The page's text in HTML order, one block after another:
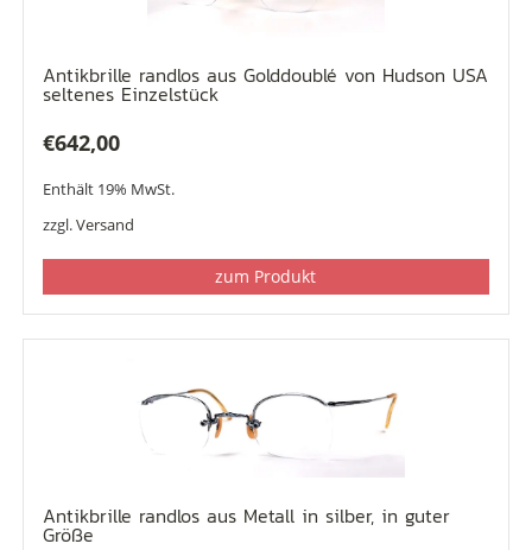
Antikbrille randlos aus Golddoublé von Hudson USA
seltenes Einzelstück
€642,00
Enthält 19% MwSt.
zzgl.Versand
zum Produkt
Antikbrille randlos aus Metall in silber, in guter
Größe